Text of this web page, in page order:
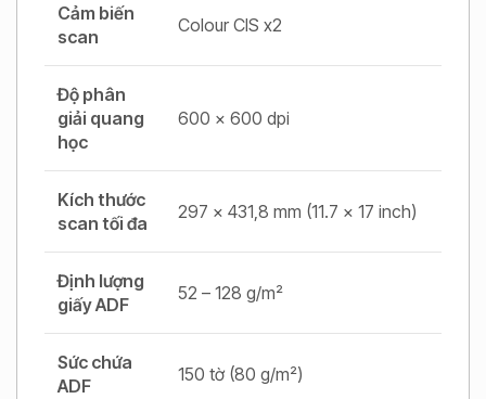
Cảm biến
scan
Colour CIS x2
Độ phân
giải quang
học
600 x 600 dpi
Kích thước
scan tối đa
297 x 431,8 mm (11.7 x 17 inch)
Định lượng
giấy ADF
52 – 128 g/m²
Sức chứa
ADF
150 tờ (80 g/m²)